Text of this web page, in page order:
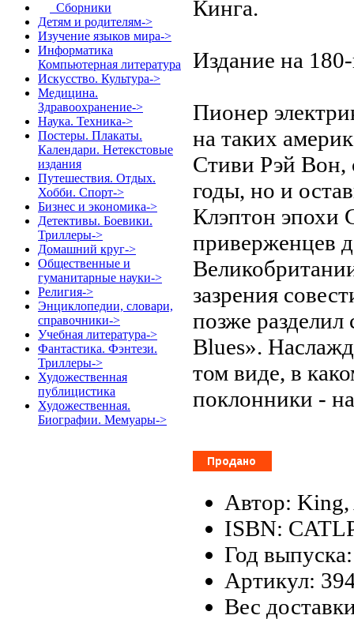
Сборники
Детям и родителям->
Изучение языков мира->
Информатика
Компьютерная литература
Искусство. Культура->
Медицина.
Здравоохранение->
Наука. Техника->
Постеры. Плакаты.
Календари. Нетекстовые
издания
Путешествия. Отдых.
Хобби. Спорт->
Бизнес и экономика->
Детективы. Боевики.
Триллеры->
Домашний круг->
Общественные и
гуманитарные науки->
Религия->
Энциклопедии, словари,
справочники->
Учебная литература->
Фантастика. Фэнтези.
Триллеры->
Художественная
публицистика
Художественная.
Биографии. Мемуары->
Кинга.
Издание на
Пионер
на таких
Стиви Рэй Вон,
годы, но и
Клэптон эпохи
приверженцев
зазрения
позже
Blues».
том виде, в
поклонники -
Автор:
ISBN:
Год
Артикул:
Вес